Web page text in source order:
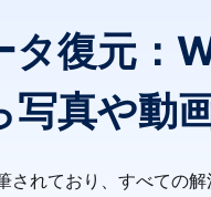
タ復元
写真や動
れており、すべての解